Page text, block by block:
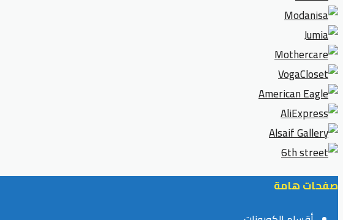
صفحات هامة